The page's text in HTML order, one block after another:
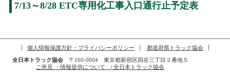
7/13～8/28 ETC専用化工事入口通行止予定表
個人情報保護方針・プライバシーポリシー
都道府県トラック協会
全日本トラック協会〒160-0004 東京都新宿区四谷三丁目２番地５
ご意見 ・情報提供について | 全日本トラック協会